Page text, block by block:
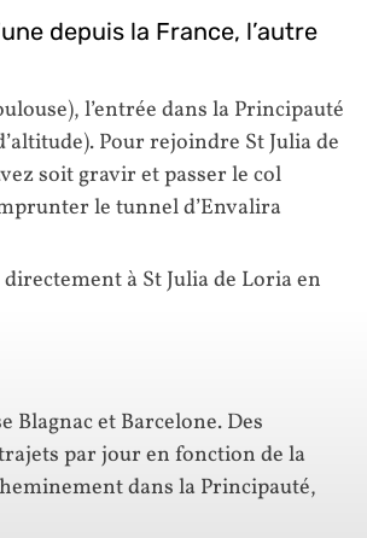
depuis la France, l’autre
l’entrée dans la Principauté
Pour rejoindre St Julia de
soit gravir et passer le col
le tunnel d’Envalira
directement à St Julia de Loria en
Blagnac et Barcelone. Des
par jour en fonction de la
dans la Principauté,